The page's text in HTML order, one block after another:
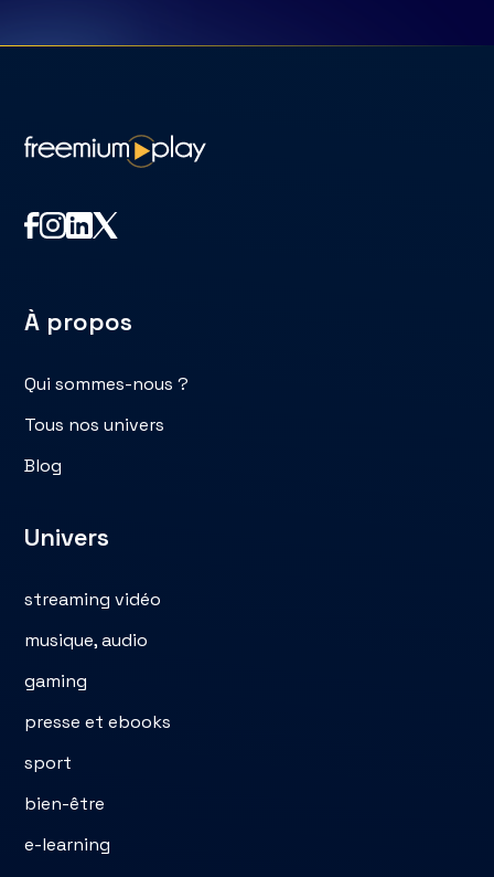
À propos
Qui sommes-nous ?
Tous nos univers
Blog
Univers
streaming vidéo
musique, audio
gaming
presse et ebooks
sport
bien-être
e-learning